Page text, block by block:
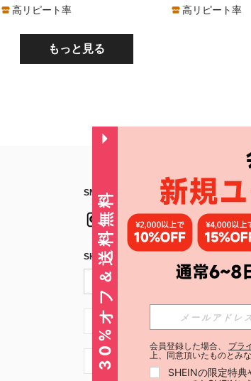
高リピート率 高リピート率
もっと見る
SNSフォローはこちら：
SHEIN STYLE NEWSを購読する
JP + 81
JP + 81
30%オフ＆送料無料 会員登録した場合、 プラ
上、同意頂いたものとみな
SHEINの限定特典